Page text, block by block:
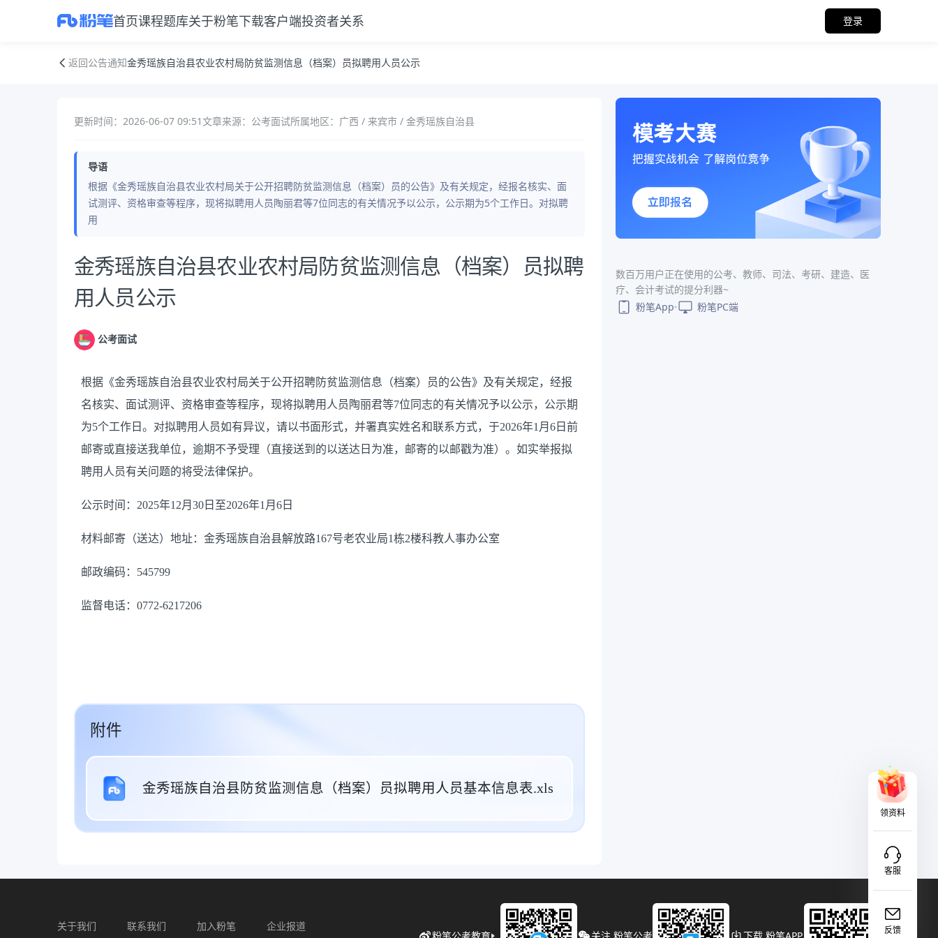
首页课程题库关于粉笔下载客户端投资者关系 登录
返回公告通知金秀瑶族自治县农业农村局防贫监测信息（档案）员拟聘用人员公示
更新时间：2026-06-07 09:51文章来源：公考面试所属地区：广西 / 来宾市 / 金秀瑶族自治县
导语
根据《金秀瑶族自治县农业农村局关于公开招聘防贫监测信息（档案）员的公告》及有关规定，经报名核实、面
试测评、资格审查等程序，现将拟聘用人员陶丽君等7位同志的有关情况予以公示，公示期为5个工作日。对拟聘
用
公告正文
金秀瑶族自治县农业农村局防贫监测信息（档案）员拟聘
用人员公示
公考面试
根据 《金秀瑶族自治县农业农村局关于公开招聘防贫监测信息（档案）员的公告》 及有关规定，经报
名核实、面试测评、资格审查等程序，现将拟聘用人员 陶丽君等7位同志的有关情况予以公示，公示期
为5个工作 日。对拟聘用人员如有异议，请以书面形式，并署真实姓名和联系方式，于2026年1 月 6 日前
邮寄或直接送我单位，逾期不予受理（直接送到的以送达日为准，邮寄的以邮戳为准）。如实举报拟
聘用人员有关问题的将受法律保护。
公示时间： 2025年1 2月 30 日至2026年1 月 6 日
材料邮寄（送达）地址： 金秀瑶族自治县解放路167号老农业局1栋2楼科教人事办公室
邮政编码： 545799
监督电话： 0772-6217206
附件
金秀瑶族自治县防贫监测信息（档案）员拟聘用人员基本信息表.xls
数百万用户正在使用的公考、教师、司法、考研、建造、医
疗、会计考试的提分利器~
粉笔App
粉笔PC端
领资料
客服
反馈
关于我们 联系我们 加入粉笔 企业报道